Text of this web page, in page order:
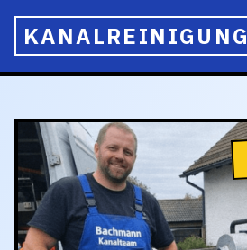
KANALREINIGUNG